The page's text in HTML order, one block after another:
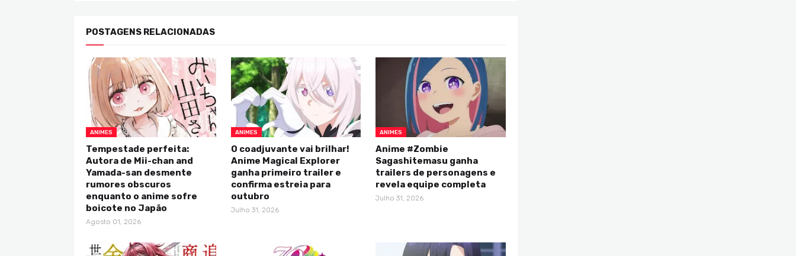
POSTAGENS RELACIONADAS
ANIMES
Tempestade perfeita:
Autora de Mii-chan and
Yamada-san desmente
rumores obscuros
enquanto o anime sofre
boicote no Japão
Agosto 01, 2026
ANIMES
O coadjuvante vai brilhar!
Anime Magical Explorer
ganha primeiro trailer e
confirma estreia para
outubro
Julho 31, 2026
ANIMES
Anime #Zombie
Sagashitemasu ganha
trailers de personagens e
revela equipe completa
Julho 31, 2026